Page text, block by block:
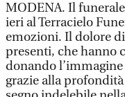
MODENA. Il
ieri al Terracielo
emozioni. Il dolore
presenti, che hanno
donando
grazie alla